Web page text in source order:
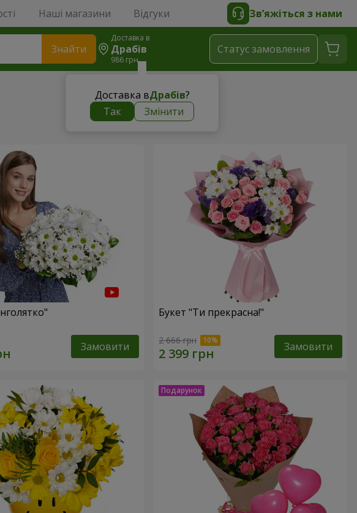
Наші магазини Відгуки Зв’яжіться з нами
Знайти
Доставка в
Драбів
986 грн
Доставка вДрабів?
Так
Змінити
Статус замовлення
Замовити
Букет "Ти прекрасна!"
2 666 грн Замовити